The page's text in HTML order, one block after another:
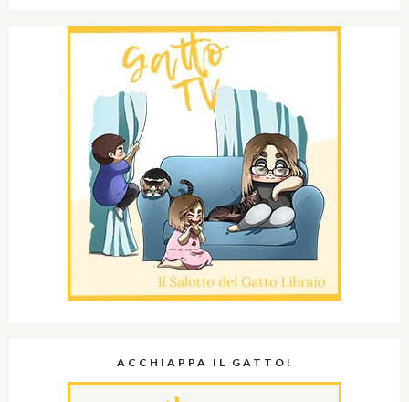
ACCHIAPPA IL GATTO!